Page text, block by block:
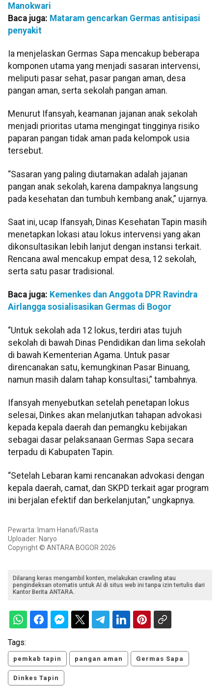
Manokwari
Baca juga: Mataram gencarkan Germas antisipasi
penyakit
Ia menjelaskan Germas Sapa mencakup beberapa
komponen utama yang menjadi sasaran intervensi,
meliputi pasar sehat, pasar pangan aman, desa
pangan aman, serta sekolah pangan aman.
Menurut Ifansyah, keamanan jajanan anak sekolah
menjadi prioritas utama mengingat tingginya risiko
paparan pangan tidak aman pada kelompok usia
tersebut.
“Sasaran yang paling diutamakan adalah jajanan
pangan anak sekolah, karena dampaknya langsung
pada kesehatan dan tumbuh kembang anak,” ujarnya.
Saat ini, ucap Ifansyah, Dinas Kesehatan Tapin masih
menetapkan lokasi atau lokus intervensi yang akan
dikonsultasikan lebih lanjut dengan instansi terkait.
Rencana awal mencakup empat desa, 12 sekolah,
serta satu pasar tradisional.
Baca juga: Kemenkes dan Anggota DPR Ravindra
Airlangga sosialisasikan Germas di Bogor
“Untuk sekolah ada 12 lokus, terdiri atas tujuh
sekolah di bawah Dinas Pendidikan dan lima sekolah
di bawah Kementerian Agama. Untuk pasar
direncanakan satu, kemungkinan Pasar Binuang,
namun masih dalam tahap konsultasi,” tambahnya.
Ifansyah menyebutkan setelah penetapan lokus
selesai, Dinkes akan melanjutkan tahapan advokasi
kepada kepala daerah dan pemangku kebijakan
sebagai dasar pelaksanaan Germas Sapa secara
terpadu di Kabupaten Tapin.
“Setelah Lebaran kami rencanakan advokasi dengan
kepala daerah, camat, dan SKPD terkait agar program
ini berjalan efektif dan berkelanjutan,” ungkapnya.
Pewarta: Imam Hanafi/Rasta
Uploader: Naryo
Copyright © ANTARA BOGOR 2026
Dilarang keras mengambil konten, melakukan crawling atau
pengindeksan otomatis untuk AI di situs web ini tanpa izin tertulis dari
Kantor Berita ANTARA.
Tags:
pemkab tapin pangan aman Germas Sapa
Dinkes Tapin